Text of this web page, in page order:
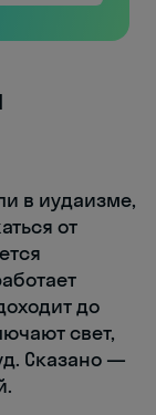
в иудаизме,
от
до
свет,
Сказано —